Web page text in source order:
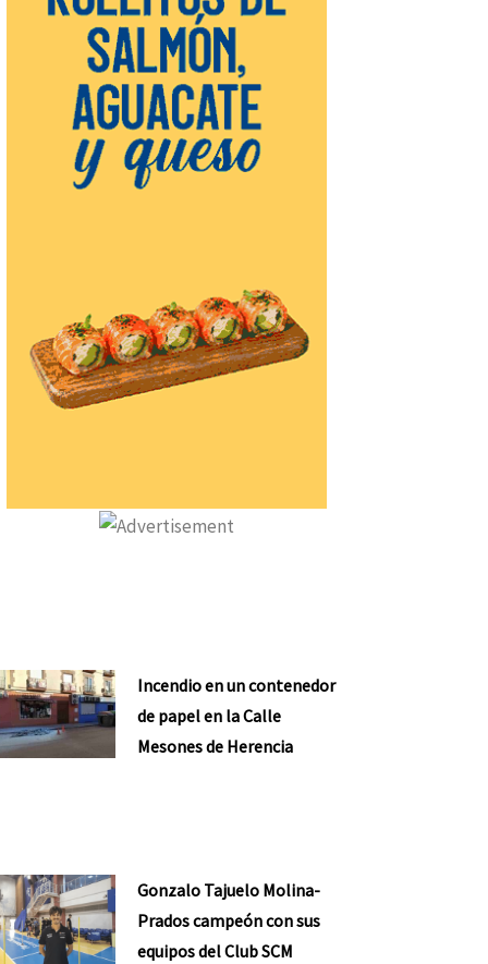
Incendio en un contenedor
de papel en la Calle
Mesones de Herencia
Gonzalo Tajuelo Molina-
Prados campeón con sus
equipos del Club SCM